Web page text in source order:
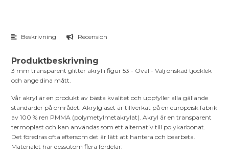
Beskrivning Recension
Produktbeskrivning
3 mm transparent glitter akryl i figur 53 - Oval - Välj önskad tjocklek
och ange dina mått.
Vår akryl är en produkt av bästa kvalitet och uppfyller alla gällande
standarder på området. Akrylglaset är tillverkat på en europeisk fabrik
av 100 % ren PMMA (polymetylmetakrylat). Akryl är en transparent
termoplast och kan användas som ett alternativ till polykarbonat.
Det föredras ofta eftersom det är lätt att hantera och bearbeta.
Materialet har dessutom flera fördelar: